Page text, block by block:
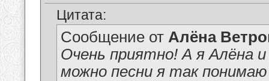
Цитата:
Сообщение от Алёна
Очень приятно! А я Алёна и
можно песни я так